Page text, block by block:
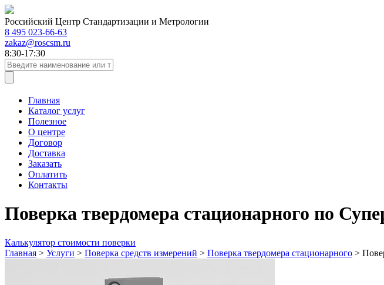
Российский Центр Стандартизации и Метрологии
8 495 023-66-63
zakaz@roscsm.ru
8:30-17:30
Главная
Каталог услуг
Полезное
О центре
Договор
Доставка
Заказать
Оплатить
Контакты
Поверка твердомера стационарного по
Калькулятор стоимости поверки
Главная > Услуги > Поверка средств измерений > Поверка твердомера стационарного >